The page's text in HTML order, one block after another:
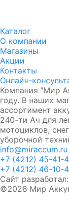
Каталог
О компании
Магазины
Акции
Контакты
Онлайн-
Компания "Мир
году. В наших
ассортимент
240-ти Ач для
мотоциклов,
уборочной
info@miraccum.ru
+7 (4212) 45-41-
+7 (4212) 46-10-
Сайт разработал:
©2026 Мир